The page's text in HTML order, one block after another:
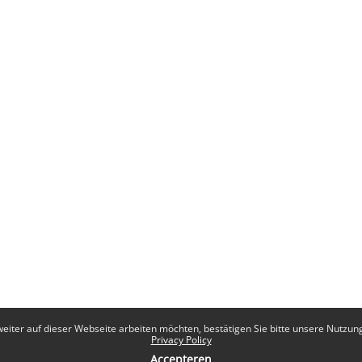
auf dieser Webseite arbeiten möchten, bestätigen Sie bitte unsere
Privacy Policy